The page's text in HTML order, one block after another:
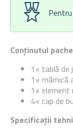
Conținutul
1× tablă de
1× mămică
1× element
4× cap de
Specificații